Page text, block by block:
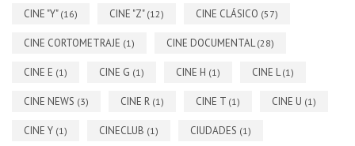
CINE "Y" (16) CINE "Z" (12) CINE CLÁSICO (57)
CINE CORTOMETRAJE (1) CINE DOCUMENTAL(28)
CINE E (1) CINE G (1) CINE H (1) CINE L(1)
CINE NEWS (3) CINE R (1) CINE T (1) CINE U (1)
CINE Y (1) CINECLUB (1) CIUDADES (1)